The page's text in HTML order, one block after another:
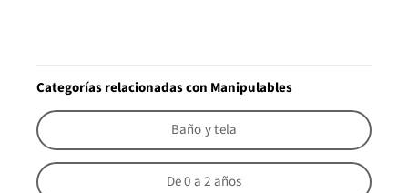
Categorías relacionadas con Manipulables
Baño y tela
De 0 a 2 años